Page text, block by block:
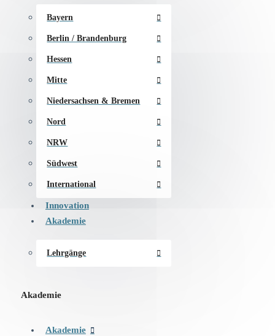
Bayern
Berlin / Brandenburg
Hessen
Mitte
Niedersachsen & Bremen
Nord
NRW
Südwest
International
Innovation
Akademie
Lehrgänge
Akademie
Akademie